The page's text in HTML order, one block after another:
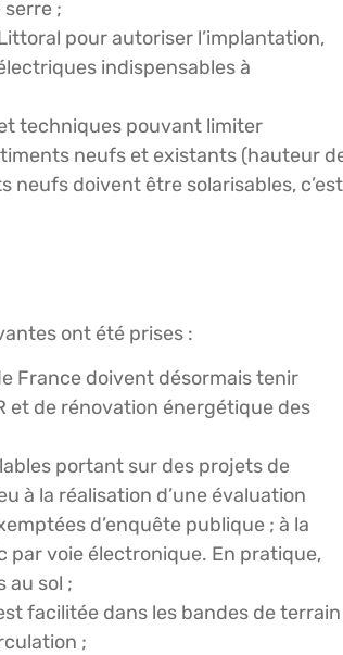
;
pour autoriser l’implantation,
indispensables à
techniques pouvant limiter
neufs et existants (hauteur
neufs doivent être solarisables,
ont été prises :
France doivent désormais tenir
et de rénovation énergétique des
portant sur des projets de
à la réalisation d’une évaluation
d’enquête publique ; à la
par voie électronique. En pratique,
au sol ;
facilitée dans les bandes de terrain
;